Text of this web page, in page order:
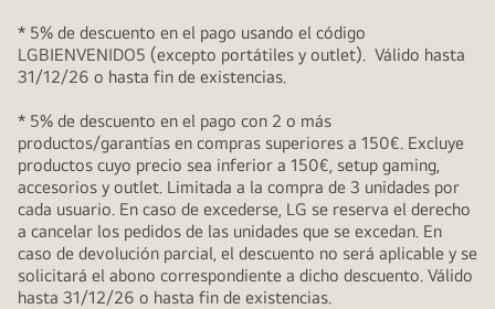
* 5% de descuento en el pago usando el código
LGBIENVENIDO5 (excepto portátiles y outlet). Válido hasta
31/12/26 o hasta fin de existencias.
* 5% de descuento en el pago con 2 o más
productos/garantías en compras superiores a 150€. Excluye
productos cuyo precio sea inferior a 150€, setup gaming,
accesorios y outlet. Limitada a la compra de 3 unidades por
cada usuario. En caso de excederse, LG se reserva el derecho
a cancelar los pedidos de las unidades que se excedan. En
caso de devolución parcial, el descuento no será aplicable y se
solicitará el abono correspondiente a dicho descuento. Válido
hasta 31/12/26 o hasta fin de existencias.